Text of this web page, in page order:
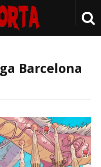
Barcelona